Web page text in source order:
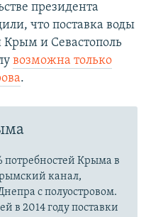
1080p
президента
что поставка воды
Крым и Севастополь
возможна только
.
потребностей Крыма в
канал,
с полуостровом.
в 2014 году поставки